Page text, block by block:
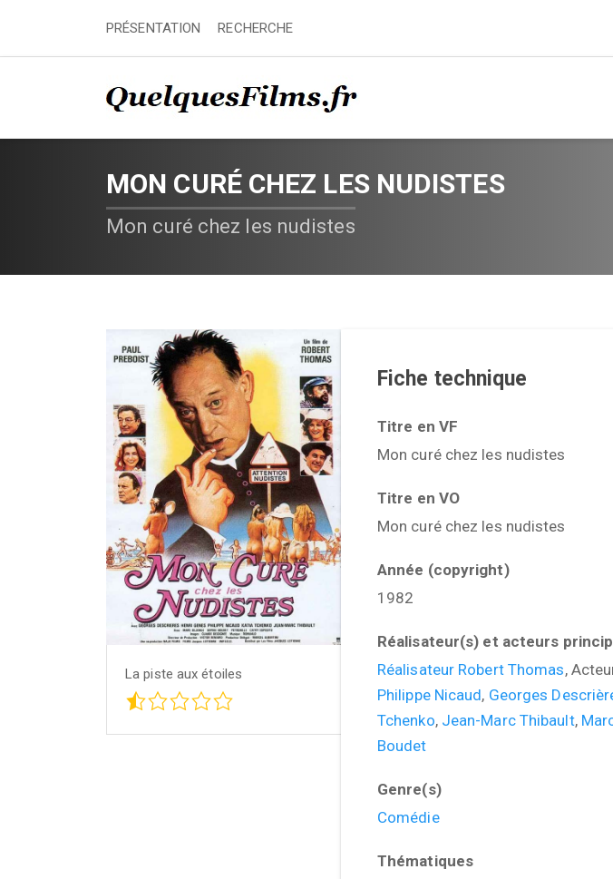
PRÉSENTATION RECHERCHE
MON CURÉ CHEZ LES NUDISTES
Mon curé chez les nudistes
La piste aux étoiles
Fiche technique
Titre en VF
Mon curé chez les nudistes
Titre en VO
Mon curé chez les nudistes
Année (copyright)
1982
Réalisateur(s) et acteurs
Réalisateur Robert Thomas,
Philippe Nicaud, Georges
Tchenko, Jean-Marc Thibault,
Boudet
Genre(s)
Comédie
Thématiques